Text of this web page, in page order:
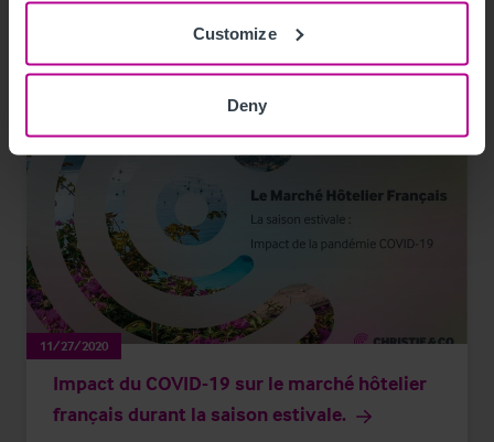
Customize
Deny
11/27/2020
Impact du COVID-19 sur le marché hôtelier
français durant la saison estivale.